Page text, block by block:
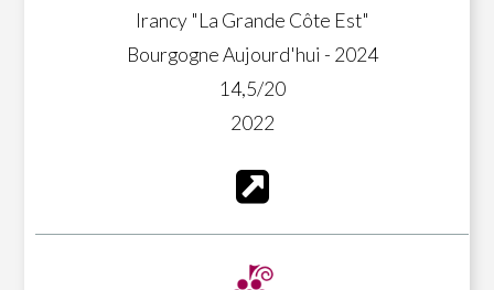
Irancy "La Grande Côte Est"
Bourgogne Aujourd'hui - 2024
14,5/20
2022